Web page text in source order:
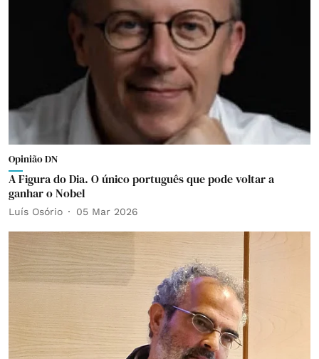
Opinião DN
A Figura do Dia. O único português que pode voltar a
ganhar o Nobel
Luís Osório 05 Mar 2026